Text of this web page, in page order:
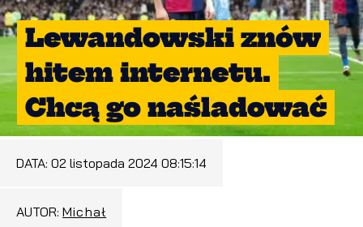
Lewandowski znów
hitem internetu.
Chcą go naśladować
DATA: 02 listopada 2024 08:15:14
AUTOR: Michał